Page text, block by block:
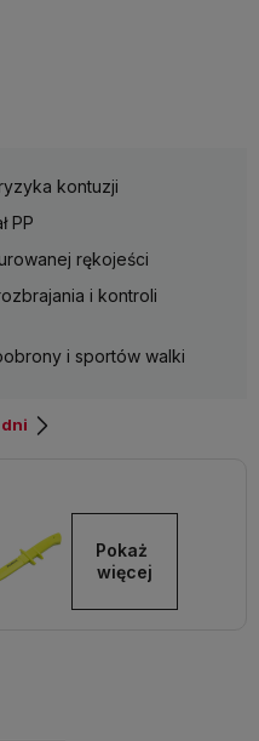
kontuzji
PP
rękojeści
i kontroli
i sportów walki
dni
Pokaż
więcej